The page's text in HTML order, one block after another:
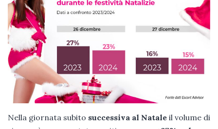
Nella giornata subito successiva al Natale il volume di